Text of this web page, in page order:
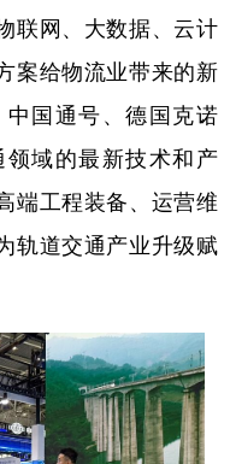
联网、大数据、云计
案给物流业带来的新
国通号、德国克诺
域的最新技术和产
端工程装备、运营维
轨道交通产业升级赋